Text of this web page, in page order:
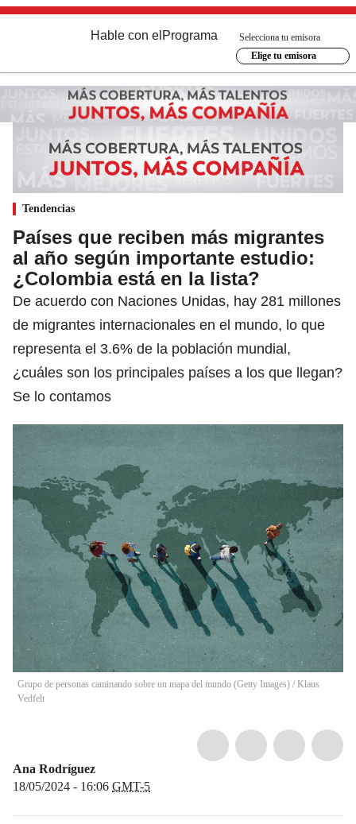
Hable con el Programa
Selecciona tu emisora
Elige tu emisora
Tendencias
Países que reciben más migrantes
al año según importante estudio:
¿Colombia está en la lista?
De acuerdo con Naciones Unidas, hay 281 millones
de migrantes internacionales en el mundo, lo que
representa el 3.6% de la población mundial,
¿cuáles son los principales países a los que llegan?
Se lo contamos
Grupo de personas caminando sobre un mapa del mundo (Getty Images) / Klaus
Vedfelt
Ana Rodríguez
18/05/2024 - 16:06 GMT-5